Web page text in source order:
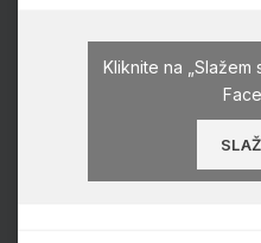
Kliknite na „Slažem